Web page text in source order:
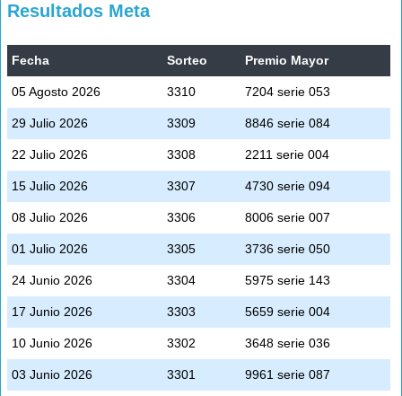
Resultados Meta
Fecha Sorteo Premio Mayor
05 Agosto 2026 3310 7204 serie 053
29 Julio 2026 3309 8846 serie 084
22 Julio 2026 3308 2211 serie 004
15 Julio 2026 3307 4730 serie 094
08 Julio 2026 3306 8006 serie 007
01 Julio 2026 3305 3736 serie 050
24 Junio 2026 3304 5975 serie 143
17 Junio 2026 3303 5659 serie 004
10 Junio 2026 3302 3648 serie 036
03 Junio 2026 3301 9961 serie 087